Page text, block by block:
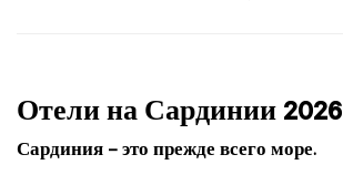
Отели на Сардинии 2026
Сардиния – это прежде всего море.